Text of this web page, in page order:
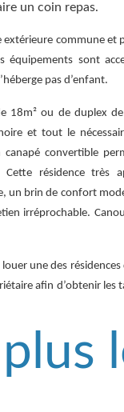
un coin repas.
extérieure commune et
équipements sont
pas d’enfant.
18m² ou de duplex
et tout le
convertible
Cette résidence très
un brin de confort
irréprochable.
une des
afin d’obtenir